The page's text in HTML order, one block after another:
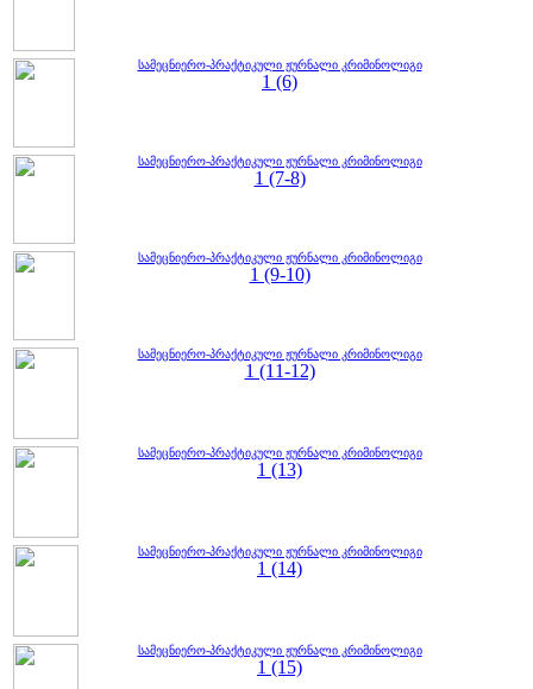
სამეცნიერო-პრაქტიკული ჟურნალი კრიმინოლიგი
1 (6)
სამეცნიერო-პრაქტიკული ჟურნალი კრიმინოლიგი
1 (7-8)
სამეცნიერო-პრაქტიკული ჟურნალი კრიმინოლიგი
1 (9-10)
სამეცნიერო-პრაქტიკული ჟურნალი კრიმინოლიგი
1 (11-12)
სამეცნიერო-პრაქტიკული ჟურნალი კრიმინოლიგი
1 (13)
სამეცნიერო-პრაქტიკული ჟურნალი კრიმინოლიგი
1 (14)
სამეცნიერო-პრაქტიკული ჟურნალი კრიმინოლიგი
1 (15)